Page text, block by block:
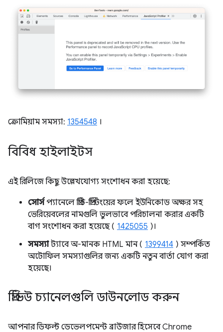
ক্রোমিয়াম সমস্যা: 1354548 ।
বিবিধ হাইলাইটস
এই রিলিজে কিছু উল্লেখযোগ্য সংশোধন করা হয়েছে:
সোর্সপ্যানেলে প্রিটি-প্রিন্টিংয়ের ফলে ইউনিকোড অক্ষর সহ
ভেরিয়েবলের নামগুলি ভুলভাবে পরিচালনা করার একটি
বাগ সংশোধন করা হয়েছে ( 1425055 )।
সমস্যাট্যাবে অ-মানক HTML মান ( 1399414 ) সম্পর্কিত
অটোফিল সমস্যাগুলির জন্য একটি নতুন বার্তা যোগ করা
হয়েছে।
প্রিভিউ চ্যানেলগুলি ডাউনলোড করুন
আপনার ডিফল্ট ডেভেলপমেন্ট ব্রাউজার হিসেবে Chrome